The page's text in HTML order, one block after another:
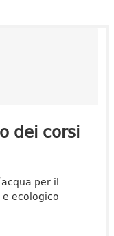
dei corsi
per il
ecologico